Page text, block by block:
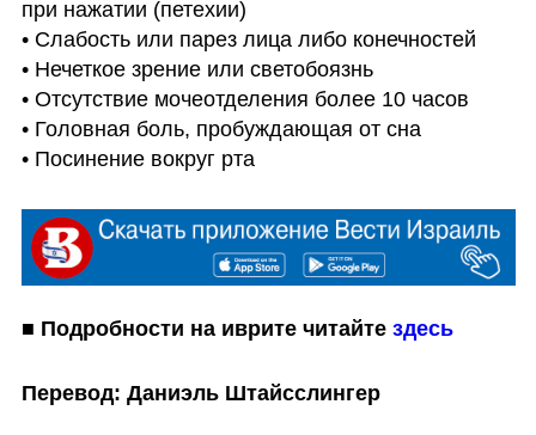
при нажатии (петехии)
• Слабость или парез лица либо конечностей
• Нечеткое зрение или светобоязнь
• Отсутствие мочеотделения более 10 часов
• Головная боль, пробуждающая от сна
• Посинение вокруг рта
■ Подробности на иврите читайте здесь
Перевод: Даниэль Штайсслингер